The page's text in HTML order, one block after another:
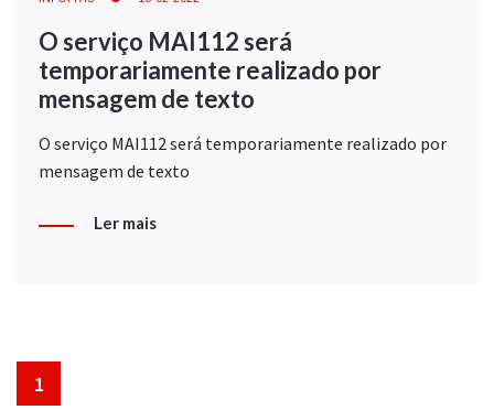
O serviço MAI112 será
temporariamente realizado por
mensagem de texto
O serviço MAI112 será temporariamente realizado por
mensagem de texto
Ler mais
1